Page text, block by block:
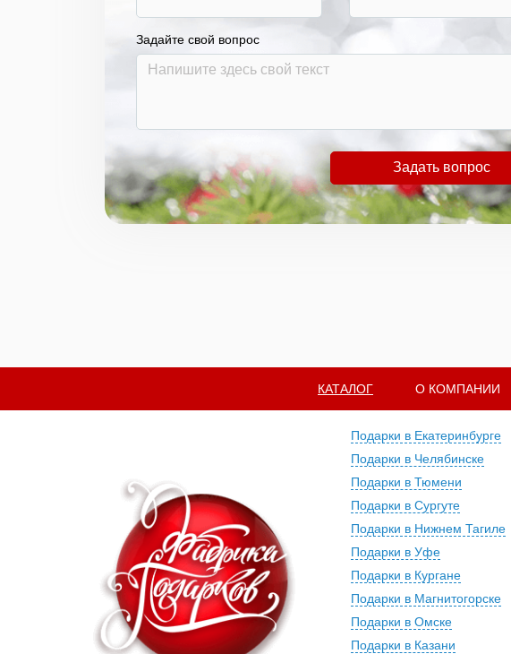
Задайте свой вопрос
Задать вопрос
КАТАЛОГ О КОМПАНИИ
Подарки в Екатеринбурге
Подарки в Челябинске
Подарки в Тюмени
Подарки в Сургуте
Подарки в Нижнем Тагиле
Подарки в Уфе
Подарки в Кургане
Подарки в Магнитогорске
Подарки в Омске
Подарки в Казани